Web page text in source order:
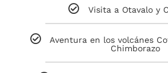
Visita a Otavalo y
Aventura en los volcánes
Chimborazo